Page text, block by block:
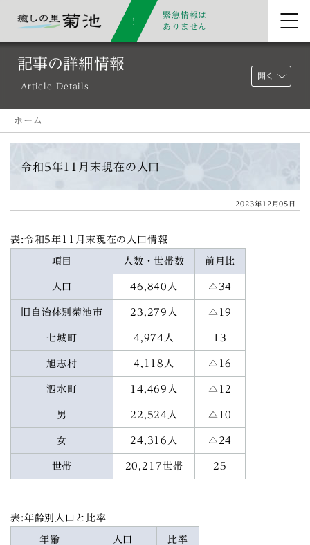
緊急情報は
ありません
記事の詳細情報
Article Details
開く
ホーム
令和5年11月末現在の人口
2023年12月05日
表:令和5年11月末現在の人口情報
項目 人数・世帯数 前月比
人口 46,840人 △34
旧自治体別菊池市 23,279人 △19
七城町 4,974人 13
旭志村 4,118人 △16
泗水町 14,469人 △12
男 22,524人 △10
女 24,316人 △24
世帯 20,217世帯 25
表:年齢別人口と比率
年齢 人口 比率